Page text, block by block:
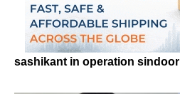
sashikant in operation sindoor